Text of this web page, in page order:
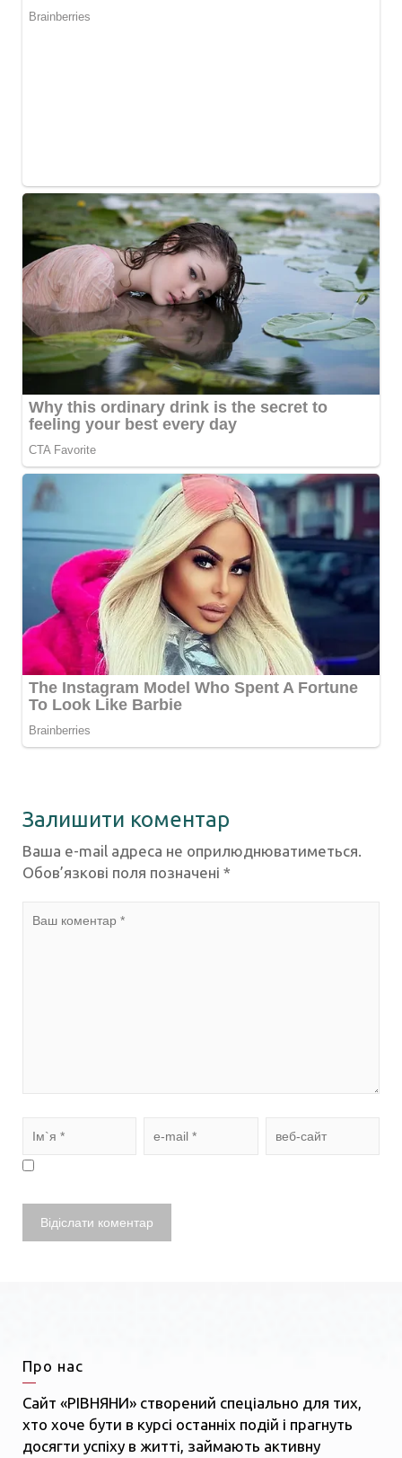
Залишити коментар
Ваша e-mail адреса не оприлюднюватиметься.
Обов’язкові поля позначені *
Про нас
Сайт «РІВНЯНИ» створений спеціально для тих,
хто хоче бути в курсі останніх подій і прагнуть
досягти успіху в житті, займають активну